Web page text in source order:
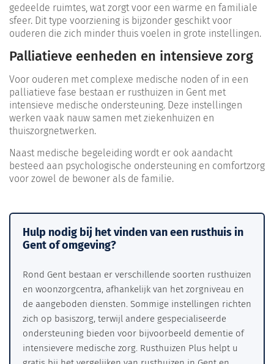
gedeelde ruimtes, wat zorgt voor een warme en familiale
sfeer. Dit type voorziening is bijzonder geschikt voor
ouderen die zich minder thuis voelen in grote instellingen.
Palliatieve eenheden en intensieve zorg
Voor ouderen met complexe medische noden of in een
palliatieve fase bestaan er rusthuizen in Gent met
intensieve medische ondersteuning. Deze instellingen
werken vaak nauw samen met ziekenhuizen en
thuiszorgnetwerken.
Naast medische begeleiding wordt er ook aandacht
besteed aan psychologische ondersteuning en comfortzorg
voor zowel de bewoner als de familie.
Hulp nodig bij het vinden van een rusthuis in
Gent of omgeving?
Rond Gent bestaan er verschillende soorten rusthuizen
en woonzorgcentra, afhankelijk van het zorgniveau en
de aangeboden diensten. Sommige instellingen richten
zich op basiszorg, terwijl andere gespecialiseerde
ondersteuning bieden voor bijvoorbeeld dementie of
intensievere medische zorg. Rusthuizen Plus helpt u